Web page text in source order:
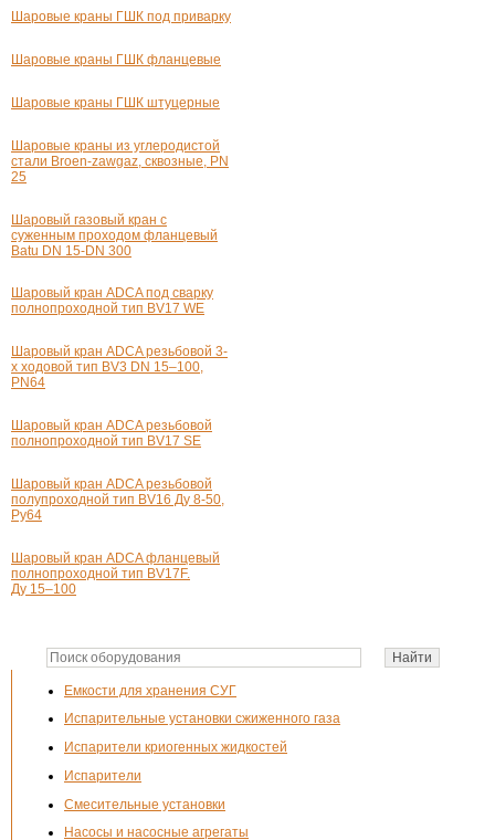
Емкости для хранения СУГ
Испарительные установки сжиженного газа
Испарители криогенных жидкостей
Испарители
Смесительные установки
Насосы и насосные агрегаты
Шаровые краны ГШК под приварку
Шаровые краны ГШК фланцевые
Шаровые краны ГШК штуцерные
Шаровые краны из углеродистой
стали Broen-zawgaz, сквозные, PN
25
Шаровый газовый кран с
суженным проходом фланцевый
Batu DN 15-DN 300
Шаровый кран ADCA под сварку
полнопроходной тип BV17 WE
Шаровый кран ADCA резьбовой 3-
х ходовой тип BV3 DN 15–100,
PN64
Шаровый кран ADCA резьбовой
полнопроходной тип BV17 SE
Шаровый кран ADCA резьбовой
полупроходной тип BV16 Ду 8-50,
Pу64
Шаровый кран ADCA фланцевый
полнопроходной тип BV17F.
Ду 15–100